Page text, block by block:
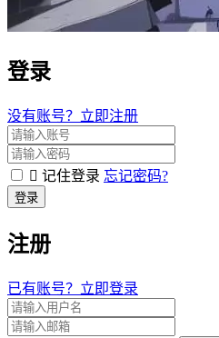
登录
没有账号？立即注册
记住登录 忘记密码?
登录
注册
已有账号？立即登录